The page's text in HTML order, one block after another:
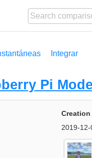
Integrar
Pi
Creation
2019-